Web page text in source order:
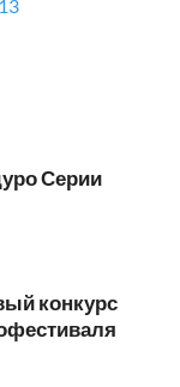
Серии
конкурс